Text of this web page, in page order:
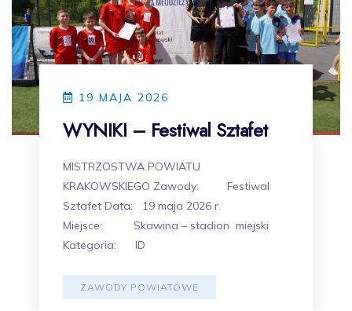
19 MAJA 2026
WYNIKI – Festiwal Sztafet
MISTRZOSTWA POWIATU
KRAKOWSKIEGO Zawody: Festiwal
Sztafet Data: 19 maja 2026 r.
Miejsce: Skawina – stadion miejski
Kategoria: ID
ZAWODY POWIATOWE